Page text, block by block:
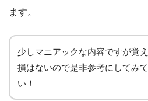
ます。
少しマニアックな内容ですが覚
損はないので是非参考にしてみ
い！